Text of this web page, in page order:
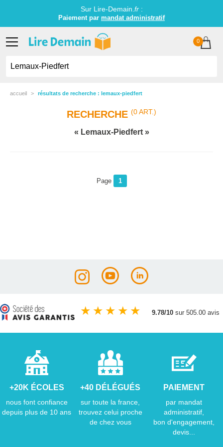
Sur Lire-Demain. fr:
Paiement par mandat administratif
0
accueil résultats de recherche : lemaux-piedfert
RECHERCHE (0 ART.)
Lemaux-Piedfert
Page 1
★ ★ ★ ★ ★ 9.78/10 sur 505.00 avis
+20K ÉCOLES
nous font confiance
depuis plus de 10 ans
+40 DÉLÉGUÉS
sur toute la france,
trouvez celui proche
de chez vous
PAIEMENT
par mandat
administratif,
bon d'engagement,
devis...